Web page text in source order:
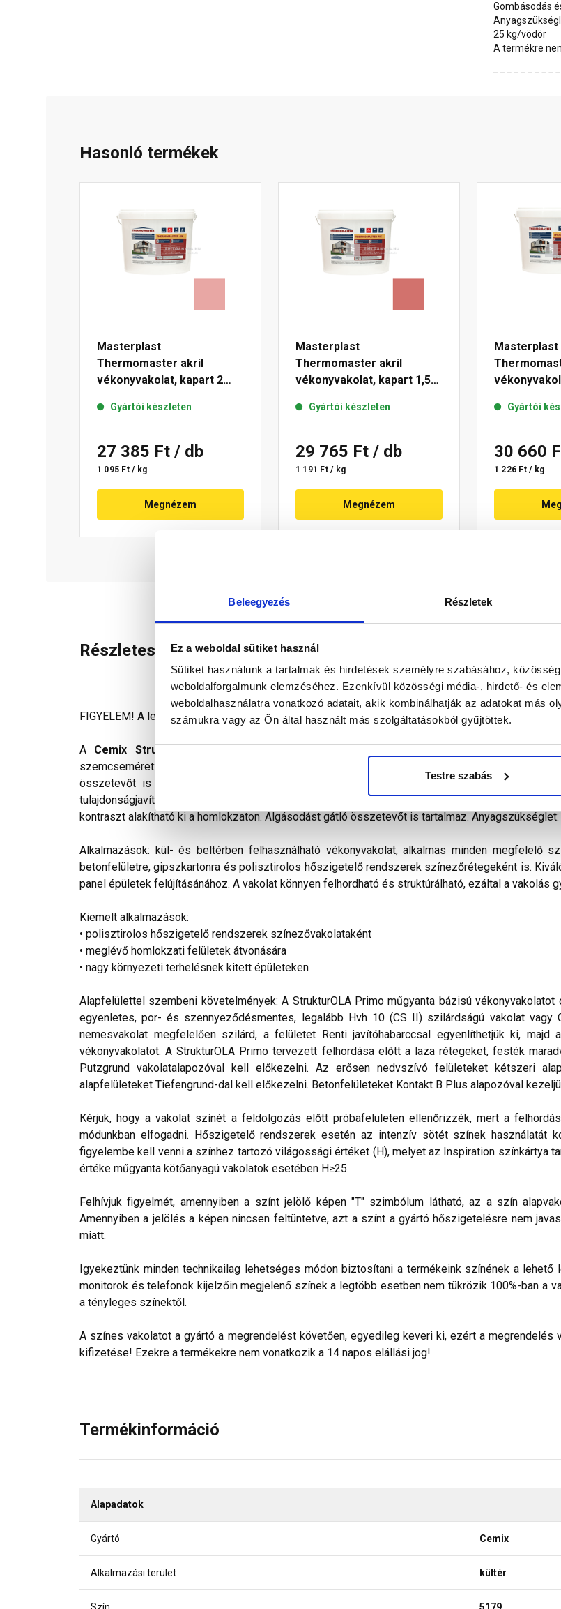
Beleegyezés Részletek
Ez a weboldal sütiket használ
Sütiket használunk a tartalmak és hirdetések személyre szabásához,
weboldalforgalmunk elemzéséhez. Ezenkívül közösségi média-, hirdető- és
weboldalhasználatra vonatkozó adatait, akik kombinálhatják az adatokat más
számukra vagy az Ön által használt más szolgáltatásokból gyűjtöttek.
Testre szabás
Gombásodás
25 kg/vödör
A termékre
Hasonló termékek
Masterplast
Thermomaster akril
vékonyvakolat, kapart 2
Gyártói készleten
27 385 Ft / db
1 095 Ft / kg
Megnézem
Masterplast
Thermomaster akril
vékonyvakolat, kapart 1,5
Gyártói készleten
29 765 Ft / db
1 191 Ft / kg
Megnézem
Masterplast
Gyártói
30 660
1 226 Ft / kg
Részletes leírás
FIGYELEM! A leírás végén fontos információkat talál a termékkel kapcsolatban. Kérjük, figyelmesen
A Cemix StrukturOLA Primo
gyárilag előkevert, dörzsölt hatású diszperziós bázisú,
szemcseméret: 2 mm. Viszonylag könnyen kivitelezhető és az ára miatt is a polisztirolos
összetevőt is tartalmaz. Az anyag gyakorlatilag nem páraáteresztő. Vizes diszperziós
tulajdonságjavító adalékokat tartalmaz. Színválasztékában pasztell és intenzív színek
kontraszt alakítható ki a homlokzaton. Algásodást gátló összetevőt is tartalmaz. Anyagszükséglet:
Alkalmazások: kül- és beltérben felhasználható vékonyvakolat, alkalmas minden megfelelő
betonfelületre, gipszkartonra és polisztirolos hőszigetelő rendszerek színezőrétegeként is.
panel épületek felújításánához. A vakolat könnyen felhordható és struktúrálható, ezáltal a vakolás
Kiemelt alkalmazások:
• polisztirolos hőszigetelő rendszerek színezővakolataként
• meglévő homlokzati felületek átvonására
• nagy környezeti terhelésnek kitett épületeken
Alapfelülettel szembeni követelmények: A StrukturOLA Primo műgyanta bázisú
egyenletes, por- és szennyeződésmentes, legalább Hvh 10 (CS II) szilárdságú vakolat
nemesvakolat megfelelően szilárd, a felületet Renti javítóhabarccsal egyenlíthetjük ki,
vékonyvakolatot. A StrukturOLA Primo tervezett felhordása előtt a laza rétegeket, festék
Putzgrund vakolatalapozóval kell előkezelni. Az erősen nedvszívó felületeket kétszeri
alapfelületeket Tiefengrund-dal kell előkezelni. Betonfelületeket Kontakt B Plus alapozóval
Kérjük, hogy a vakolat színét a feldolgozás előtt próbafelületen ellenőrizzék, mert a
módunkban elfogadni. Hőszigetelő rendszerek esetén az intenzív sötét színek használatát
figyelembe kell venni a színhez tartozó világossági értéket (H), melyet az Inspiration színkártya
értéke műgyanta kötőanyagú vakolatok esetében H≥25.
Felhívjuk figyelmét, amennyiben a színt jelölő képen "T" szimbólum látható, az a szín
Amennyiben a jelölés a képen nincsen feltüntetve, azt a színt a gyártó hőszigetelésre nem
miatt.
Igyekeztünk minden technikailag lehetséges módon biztosítani a termékeink színének a
monitorok és telefonok kijelzőin megjelenő színek a legtöbb esetben nem tükrözik 100%-ban a
a tényleges színektől.
A színes vakolatot a gyártó a megrendelést követően, egyedileg keveri ki, ezért a
kifizetése! Ezekre a termékekre nem vonatkozik a 14 napos elállási jog!
Termékinformáció
Alapadatok
Gyártó Cemix
Alkalmazási terület kültér